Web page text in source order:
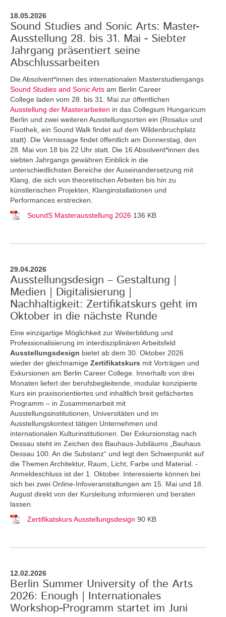
18.05.2026
Sound Studies and Sonic Arts: Master-
Ausstellung 28. bis 31. Mai - Siebter
Jahrgang präsentiert seine
Abschlussarbeiten
Die Absolvent*innen des internationalen Masterstudiengangs
Sound Studies and Sonic Arts am Berlin Career
College laden vom 28. bis 31. Mai zur öffentlichen
Ausstellung der Masterarbeiten in das Collegium Hungaricum
Berlin und zwei weiteren Ausstellungsorten ein (Rosalux und
Fixothek, ein Sound Walk findet auf dem Wildenbruchplatz
statt). Die Vernissage findet öffentlich am Donnerstag, den
28. Mai von 18 bis 22 Uhr statt. Die 16 Absolvent*innen des
siebten Jahrgangs gewähren Einblick in die
unterschiedlichsten Bereiche der Auseinandersetzung mit
Klang, die sich von theoretischen Arbeiten bis hin zu
künstlerischen Projekten, Klanginstallationen und
Performances erstrecken.
SoundS Masterausstellung 2026 136 KB
29.04.2026
Ausstellungsdesign – Gestaltung |
Medien | Digitalisierung |
Nachhaltigkeit: Zertifikatskurs geht im
Oktober in die nächste Runde
Eine einzigartige Möglichkeit zur Weiterbildung und
Professionalisierung im interdisziplinären Arbeitsfeld
Ausstellungsdesign bietet ab dem 30. Oktober 2026
wieder der gleichnamige Zertifikatskurs mit Vorträgen und
Exkursionen am Berlin Career College. Innerhalb von drei
Monaten liefert der berufsbegleitende, modular konzipierte
Kurs ein praxisorientiertes und inhaltlich breit gefächertes
Programm – in Zusammenarbeit mit
Ausstellungsinstitutionen, Universitäten und im
Ausstellungskontext tätigen Unternehmen und
internationalen Kulturinstitutionen. Der Exkursionstag nach
Dessau steht im Zeichen des Bauhaus-Jubiläums „Bauhaus
Dessau 100. An die Substanz“ und legt den Schwerpunkt auf
die Themen Architektur, Raum, Licht, Farbe und Material. -
Anmeldeschluss ist der 1. Oktober. Interessierte können bei
sich bei zwei Online-Infoveranstaltungen am 15. Mai und 18.
August direkt von der Kursleitung informieren und beraten
lassen.
Zertifikatskurs Ausstellungsdesign 90 KB
12.02.2026
Berlin Summer University of the Arts
2026: Enough | Internationales
Workshop-Programm startet im Juni